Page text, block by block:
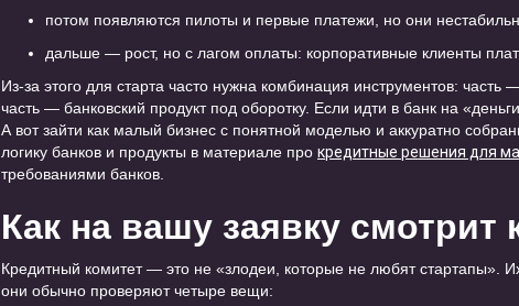
потом появляются пилоты и первые платежи, но они
дальше — рост, но с лагом оплаты: корпоративные клиенты
Из-за этого для старта часто нужна комбинация инструментов: часть
часть — банковский продукт под оборотку. Если идти в банк на
А вот зайти как малый бизнес с понятной моделью и аккуратно
логику банков и продукты в материале про кредитные решения для
требованиями банков.
Как на вашу заявку смотрит
Кредитный комитет — это не «злодеи, которые не любят стартапы».
они обычно проверяют четыре вещи: